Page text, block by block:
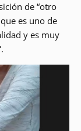
de “otro
es uno de
y es muy